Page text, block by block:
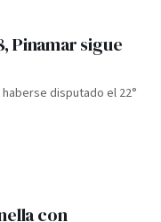
Pinamar sigue
disputado el 22°
con